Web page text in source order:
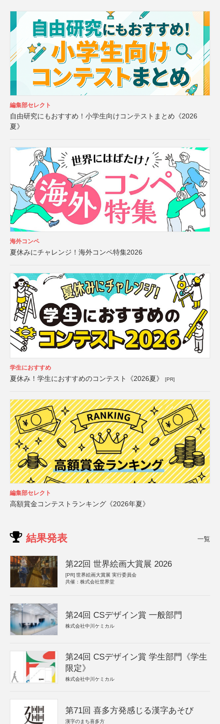
編集部セレクト
自由研究にもおすすめ！小学生向けコンテストまとめ《2026
夏》
海外コンペ
夏休みにチャレンジ！海外コンペ特集2026
学生におすすめ
夏休み！学生におすすめのコンテスト《2026夏》 [PR]
編集部セレクト
高額賞金コンテストランキング《2026年夏》
結果発表 一覧
第22回 世界絵画大賞展 2026
[PR] 世界絵画大賞展 実行委員会
共催：株式会社世界堂
第24回 CSデザイン賞 一般部門
株式会社中川ケミカル
第24回 CSデザイン賞 学生部門《学生
限定》
株式会社中川ケミカル
第71回 喜多方発感じる漢字あそび
漢字のまち喜多方